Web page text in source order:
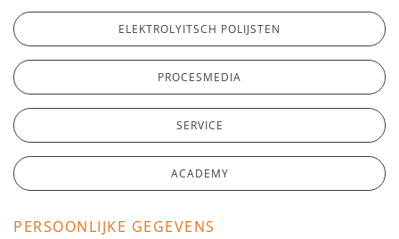
ELEKTROLYITSCH POLIJSTEN
PROCESMEDIA
SERVICE
ACADEMY
PERSOONLIJKE GEGEVENS